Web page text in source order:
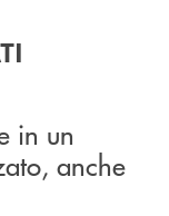
in un
anche